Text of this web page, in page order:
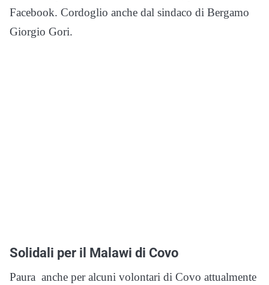
Facebook. Cordoglio anche dal sindaco di Bergamo
Giorgio Gori.
Solidali per il Malawi di Covo
Paura anche per alcuni volontari di Covo attualmente